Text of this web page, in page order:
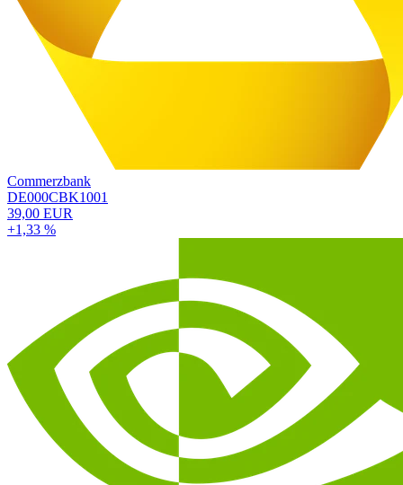
Commerzbank
DE000CBK1001
39,00 EUR
+1,33 %